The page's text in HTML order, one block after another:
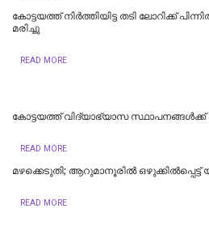
കോട്ടയത്ത് നിർത്തിയിട്ട തടി ലോറിക്ക്
മരിച്ചു
READ MORE
കോട്ടയത്ത് വിദ്യാഭ്യാസ
READ MORE
മഴക്കെടുതി; ആറുമാനൂരിൽ ഒഴുക്കില്‍പ്പെട്ട്
READ MORE